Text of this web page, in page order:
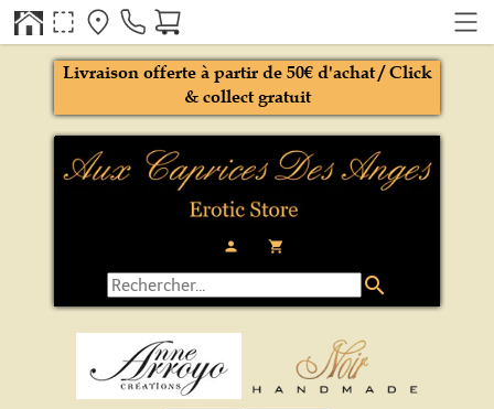
person local_grocery_store
Livraison offerte à partir de 50€ d'achat / Click
& collect gratuit
search